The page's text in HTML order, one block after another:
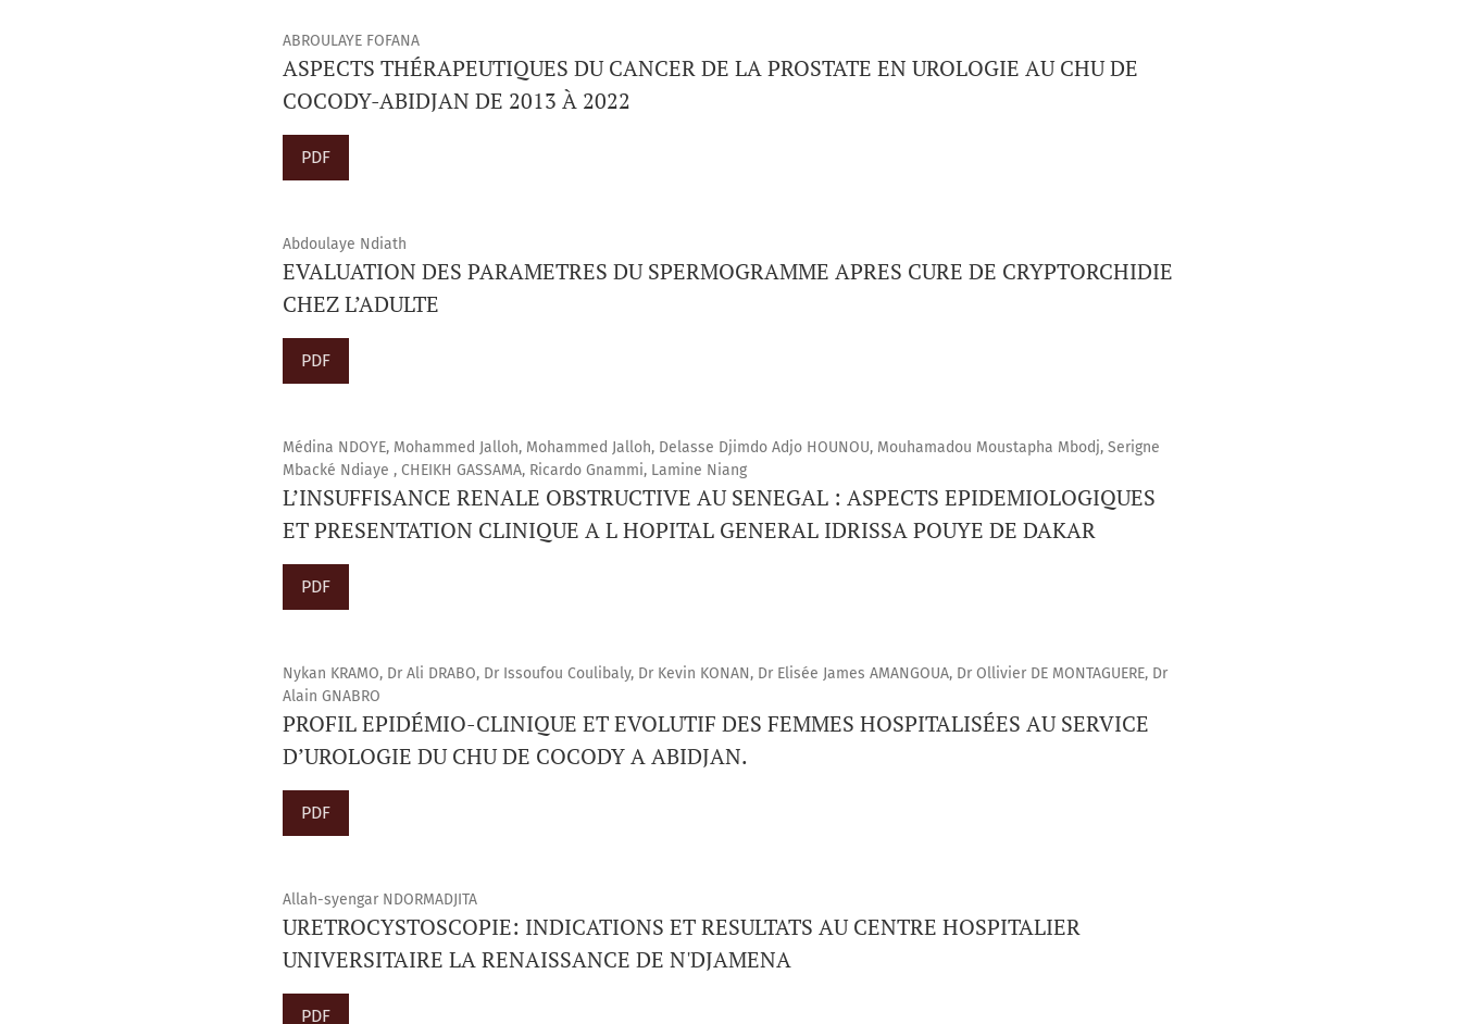
ABROULAYE FOFANA
ASPECTS THÉRAPEUTIQUES DU CANCER DE LA PROSTATE EN UROLOGIE AU CHU DE
COCODY-ABIDJAN DE 2013 À 2022
PDF
Abdoulaye Ndiath
EVALUATION DES PARAMETRES DU SPERMOGRAMME APRES CURE DE CRYPTORCHIDIE
CHEZ L’ADULTE
PDF
Médina NDOYE, Mohammed Jalloh, Mohammed Jalloh, Delasse Djimdo Adjo HOUNOU, Mouhamadou Moustapha Mbodj, Serigne
Mbacké Ndiaye , CHEIKH GASSAMA, Ricardo Gnammi, Lamine Niang
L’INSUFFISANCE RENALE OBSTRUCTIVE AU SENEGAL : ASPECTS EPIDEMIOLOGIQUES
ET PRESENTATION CLINIQUE A L HOPITAL GENERAL IDRISSA POUYE DE DAKAR
PDF
Nykan KRAMO, Dr Ali DRABO, Dr Issoufou Coulibaly, Dr Kevin KONAN, Dr Elisée James AMANGOUA, Dr Ollivier DE MONTAGUERE, Dr
Alain GNABRO
PROFIL EPIDÉMIO-CLINIQUE ET EVOLUTIF DES FEMMES HOSPITALISÉES AU SERVICE
D’UROLOGIE DU CHU DE COCODY A ABIDJAN.
PDF
Allah-syengar NDORMADJITA
URETROCYSTOSCOPIE: INDICATIONS ET RESULTATS AU CENTRE HOSPITALIER
UNIVERSITAIRE LA RENAISSANCE DE N'DJAMENA
PDF